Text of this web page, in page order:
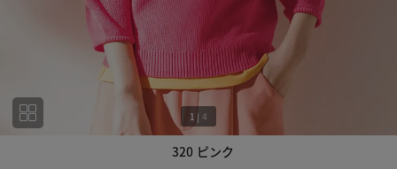
320 ピンク
1 | 4